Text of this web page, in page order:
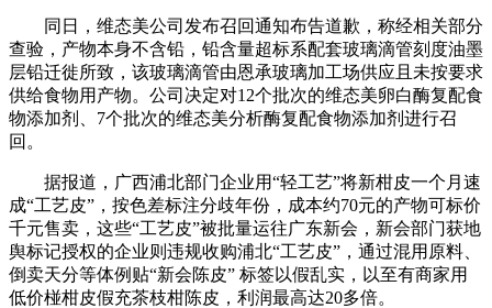
同日，维态美公司发布召回通知布告道歉，称经相关部分
查验，产物本身不含铅，铅含量超标系配套玻璃滴管刻度油墨
层铅迁徙所致，该玻璃滴管由恩承玻璃加工场供应且未按要求
供给食物用产物。公司决定对12个批次的维态美卵白酶复配食
物添加剂、7个批次的维态美分析酶复配食物添加剂进行召
回。
据报道，广西浦北部门企业用“轻工艺”将新柑皮一个月速
成“工艺皮”，按色差标注分歧年份，成本约70元的产物可标价
千元售卖，这些“工艺皮”被批量运往广东新会，新会部门获地
舆标记授权的企业则违规收购浦北“工艺皮”，通过混用原料、
倒卖天分等体例贴“新会陈皮” 标签以假乱实，以至有商家用
低价椪柑皮假充茶枝柑陈皮，利润最高达20多倍。